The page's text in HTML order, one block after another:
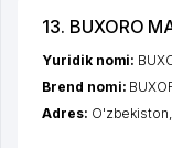
13. BUXORO
Yuridik nomi:
Brend nomi:
Adres: O'zbekiston,